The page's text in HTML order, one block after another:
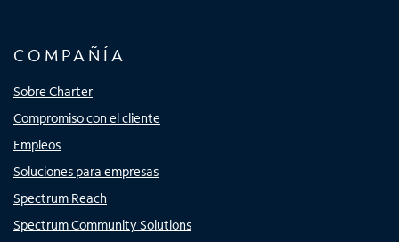
COMPAÑÍA
Sobre Charter
Compromiso con el cliente
Empleos
Soluciones para empresas
Spectrum Reach
Spectrum Community Solutions